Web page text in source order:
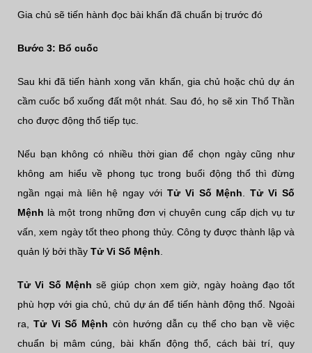
Gia chủ sẽ tiến hành đọc bài khấn đã chuẩn bị trước đó
Bước 3: Bổ cuốc
Sau khi đã tiến hành xong văn khấn, gia chủ hoặc chủ dự án
cầm cuốc bổ xuống đất một nhát. Sau đó, họ sẽ xin Thổ Thần
cho được động thổ tiếp tục.
Nếu bạn không có nhiều thời gian để chọn ngày cũng như
không am hiểu về phong tục trong buổi động thổ thì đừng
ngần ngại mà liên hệ ngay với Tử Vi Số Mệnh .Tử Vi Số
Mệnh là một trong những đơn vị chuyên cung cấp dịch vụ tư
vấn, xem ngày tốt theo phong thủy. Công ty được thành lập và
quản lý bởi thầy Tử Vi Số Mệnh
Tử Vi Số Mệnh sẽ giúp chọn xem giờ, ngày hoàng đạo tốt
phù hợp với gia chủ, chủ dự án để tiến hành động thổ. Ngoài
ra,Tử Vi Số Mệnh còn hướng dẫn cụ thể cho bạn về việc
chuẩn bị mâm cúng, bài khấn động thổ, cách bài trí, quy